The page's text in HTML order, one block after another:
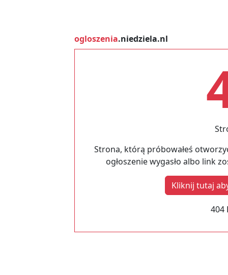
ogloszenia.niedziela.nl
Strona, którą próbowałeś
ogłoszenie wygasło albo link
Kliknij tutaj
404